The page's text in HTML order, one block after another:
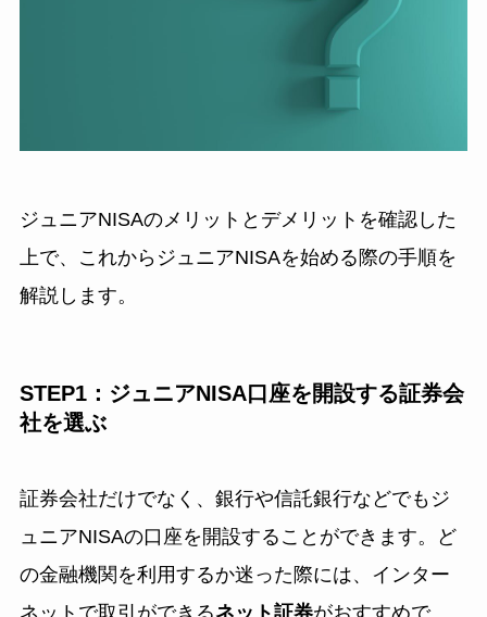
ジュニアNISAのメリットとデメリットを確認した
上で、これからジュニアNISAを始める際の手順を
解説します。
STEP1：ジュニアNISA口座を開設する証券会
社を選ぶ
証券会社だけでなく、銀行や信託銀行などでもジ
ュニアNISAの口座を開設することができます。ど
の金融機関を利用するか迷った際には、インター